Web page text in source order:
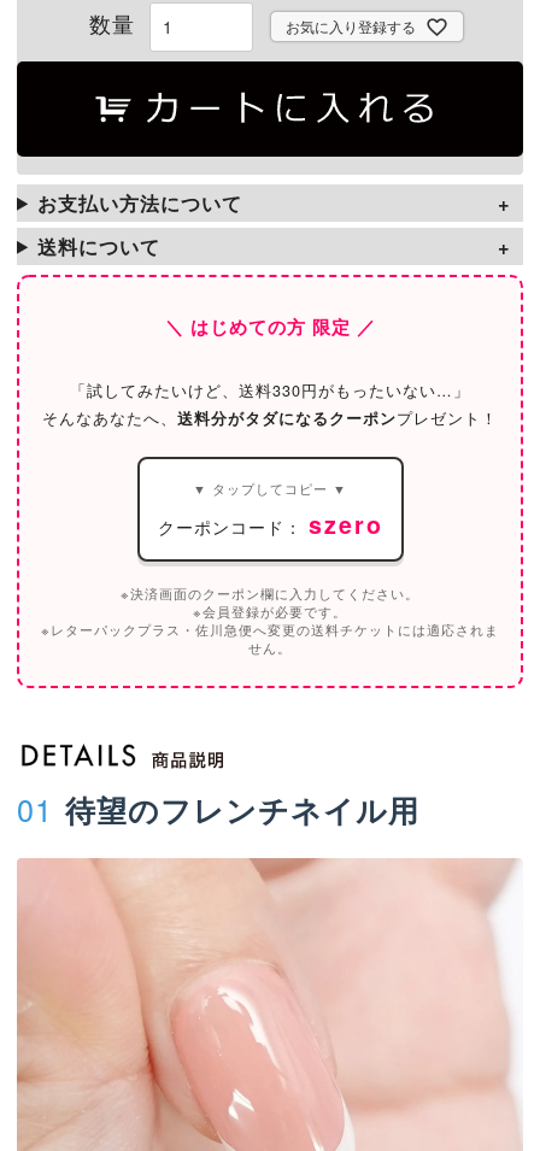
お気に入り登録する
お支払い方法について
送料について
＼ はじめての方 限定 ／
「試してみたいけど、送料330円がもったいない…」
そんなあなたへ、 送料分がタダになるクーポンプレゼント！
▼ タップしてコピー ▼
クーポンコード： szero
※決済画面のクーポン欄に入力してください。
※会員登録が必要です。
※レターパックプラス・佐川急便へ変更の送料チケットには適応されま
せん。
01 待望のフレンチネイル用